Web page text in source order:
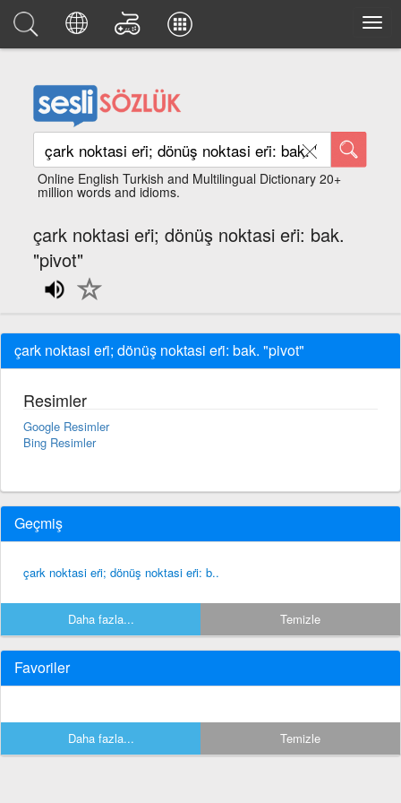
Online English Turkish and Multilingual Dictionary 20+
million words and idioms.
çark noktasi eri̇; dönüş noktasi eri̇: bak.
"pivot"
çark noktasi eri̇; dönüş noktasi eri̇: bak. "pivot"
Resimler
Google Resimler
Bing Resimler
Geçmiş
çark noktasi eri̇; dönüş noktasi eri̇: b..
Daha fazla... Temizle
Favoriler
Daha fazla... Temizle